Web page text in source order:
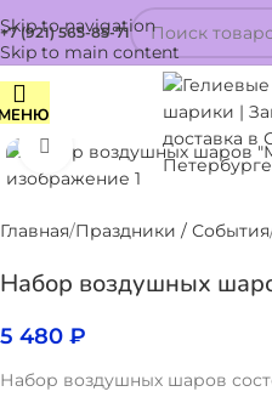
Skip to navigation
Skip to main content
+7 (921) 565-85-71
Нажмите, чтобы
Главная Праздники / События
Набор воздушных
5 480 ₽
Набор воздушных шаров